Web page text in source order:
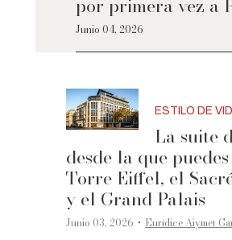
por primera vez a
Junio 04, 2026
ESTILO DE
La suite
desde la que
Torre Eiffel, el
y el Grand Palais
Junio 03, 2026 ·Eurídice Aiymet